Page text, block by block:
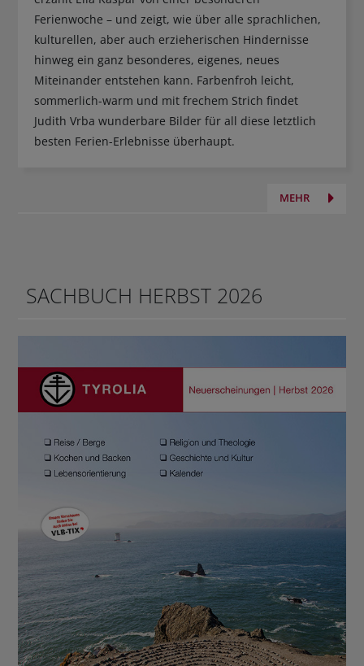
Ferienwoche – und zeigt, wie über alle sprachlichen,
kulturellen, aber auch erzieherischen Hindernisse
hinweg ein ganz besonderes, eigenes, neues
Miteinander entstehen kann. Farbenfroh leicht,
sommerlich-warm und mit frechem Strich findet
Judith Vrba wunderbare Bilder für all diese letztlich
besten Ferien-Erlebnisse überhaupt.
MEHR
SACHBUCH HERBST 2026